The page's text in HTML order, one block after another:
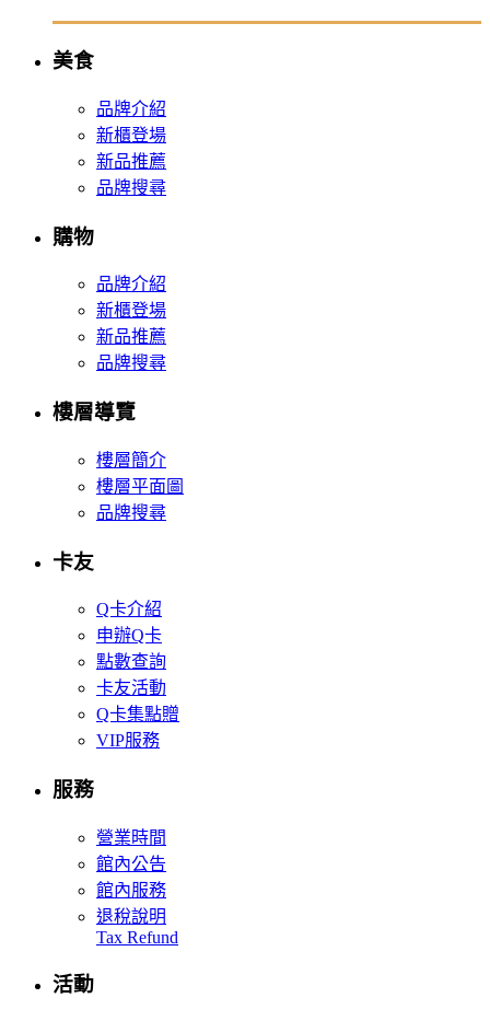
美食
品牌介紹
新櫃登場
新品推薦
品牌搜尋
購物
品牌介紹
新櫃登場
新品推薦
品牌搜尋
樓層導覽
樓層簡介
樓層平面圖
品牌搜尋
卡友
Q卡介紹
申辦Q卡
點數查詢
卡友活動
Q卡集點贈
VIP服務
服務
營業時間
館內公告
館內服務
退稅說明
Tax Refund
活動